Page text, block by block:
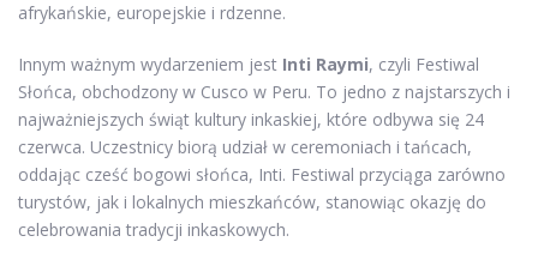
afrykańskie, europejskie i rdzenne.
Innym ważnym wydarzeniem jest Inti Raymi, czyli Festiwal
Słońca, obchodzony w Cusco w Peru. To jedno z najstarszych i
najważniejszych świąt kultury inkaskiej, które odbywa się 24
czerwca. Uczestnicy biorą udział w ceremoniach i tańcach,
oddając cześć bogowi słońca, Inti. Festiwal przyciąga zarówno
turystów, jak i lokalnych mieszkańców, stanowiąc okazję do
celebrowania tradycji inkaskowych.